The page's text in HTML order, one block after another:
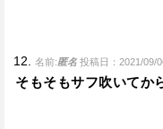
12. 名前:匿名 投稿日：2021/09/
そもそもサフ吹いてか